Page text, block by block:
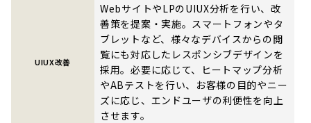
UIUX改善
WebサイトやLPのUIUX分析を行い、改
善策を提案・実施。スマートフォンやタ
ブレットなど、様々なデバイスからの閲
覧にも対応したレスポンシブデザインを
採用。必要に応じて、ヒートマップ分析
やABテストを行い、お客様の目的やニー
ズに応じ、エンドユーザの利便性を向上
させます。